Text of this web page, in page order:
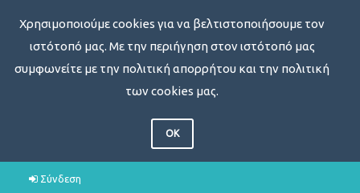
Χρησιμοποιούμε cookies για να βελτιστοποιήσουμε τον
ιστότοπό μας. Με την περιήγηση στον ιστότοπό μας
συμφωνείτε με την πολιτική απορρήτου και την πολιτική
των cookies μας.
OK
Σύνδεση